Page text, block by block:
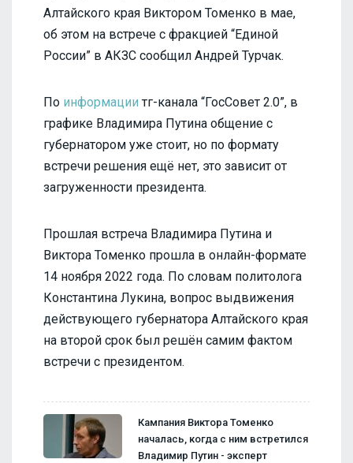
Алтайского края Виктором Томенко в мае,
об этом на встрече с фракцией “Единой
России” в АКЗС сообщил Андрей Турчак.
По информации тг-канала “ГосСовет 2.0”, в
графике Владимира Путина общение с
губернатором уже стоит, но по формату
встречи решения ещё нет, это зависит от
загруженности президента.
Прошлая встреча Владимира Путина и
Виктора Томенко прошла в онлайн-формате
14 ноября 2022 года. По словам политолога
Константина Лукина, вопрос выдвижения
действующего губернатора Алтайского края
на второй срок был решён самим фактом
встречи с президентом.
Кампания Виктора Томенко
началась, когда с ним встретился
Владимир Путин - эксперт